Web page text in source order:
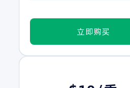
立即购买